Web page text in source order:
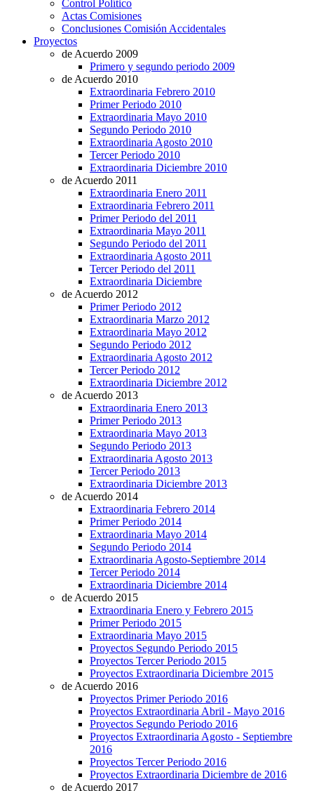
Control Político
Actas Comisiones
Conclusiones Comisión Accidentales
Proyectos
de Acuerdo 2009
Primero y segundo periodo 2009
de Acuerdo 2010
Extraordinaria Febrero 2010
Primer Periodo 2010
Extraordinaria Mayo 2010
Segundo Periodo 2010
Extraordinaria Agosto 2010
Tercer Periodo 2010
Extraordinaria Diciembre 2010
de Acuerdo 2011
Extraordinaria Enero 2011
Extraordinaria Febrero 2011
Primer Periodo del 2011
Extraordinaria Mayo 2011
Segundo Periodo del 2011
Extraordinaria Agosto 2011
Tercer Periodo del 2011
Extraordinaria Diciembre
de Acuerdo 2012
Primer Periodo 2012
Extraordinaria Marzo 2012
Extraordinaria Mayo 2012
Segundo Periodo 2012
Extraordinaria Agosto 2012
Tercer Periodo 2012
Extraordinaria Diciembre 2012
de Acuerdo 2013
Extraordinaria Enero 2013
Primer Periodo 2013
Extraordinaria Mayo 2013
Segundo Periodo 2013
Extraordinaria Agosto 2013
Tercer Periodo 2013
Extraordinaria Diciembre 2013
de Acuerdo 2014
Extraordinaria Febrero 2014
Primer Periodo 2014
Extraordinaria Mayo 2014
Segundo Periodo 2014
Extraordinaria Agosto-Septiembre 2014
Tercer Periodo 2014
Extraordinaria Diciembre 2014
de Acuerdo 2015
Extraordinaria Enero y Febrero 2015
Primer Periodo 2015
Extraordinaria Mayo 2015
Proyectos Segundo Periodo 2015
Proyectos Tercer Periodo 2015
Proyectos Extraordinaria Diciembre 2015
de Acuerdo 2016
Proyectos Primer Periodo 2016
Proyectos Extraordinaria Abril - Mayo 2016
Proyectos Segundo Periodo 2016
Proyectos Extraordinaria Agosto - Septiembre
2016
Proyectos Tercer Periodo 2016
Proyectos Extraordinaria Diciembre de 2016
de Acuerdo 2017